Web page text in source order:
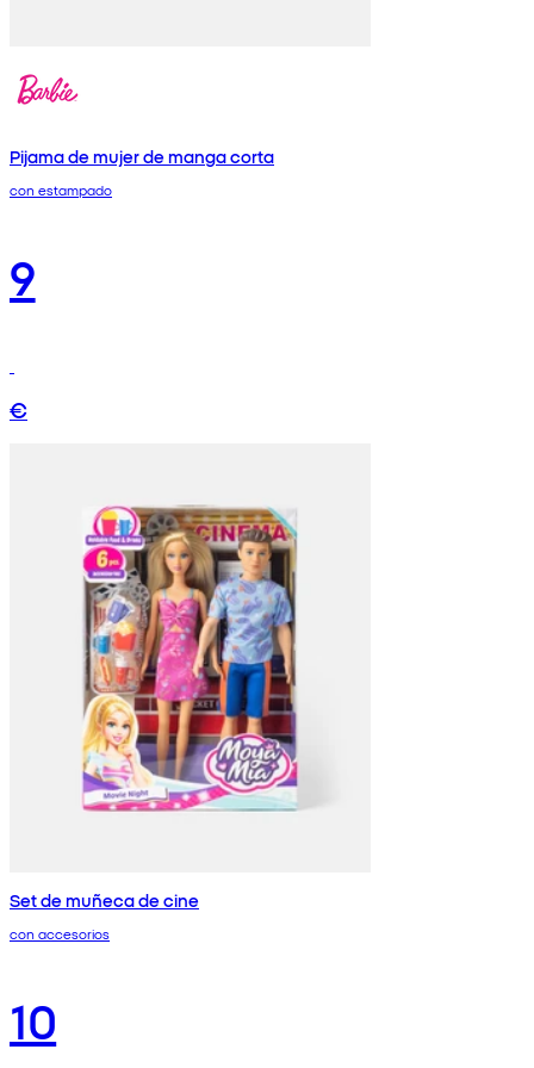
Pijama de mujer de manga corta
con estampado
9
€
Set de muñeca de cine
con accesorios
10